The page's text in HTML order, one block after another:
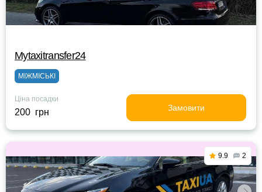
Mytaxitransfer24
МІЖМІСЬКІ
Ціна посадки
200 грн Замовити
9.9 2